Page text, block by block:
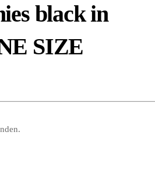
black in
SIZE